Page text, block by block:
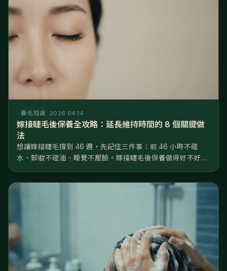
養毛知識 2026.04.14
嫁接睫毛後保養全攻略：延長維持時間的 8 個關鍵做
法
想讓嫁接睫毛撐到 46 週，先記住三件事：前 46 小時不碰
水、卸妝不碰油、睡覺不壓臉。嫁接睫毛後保養做得好不好，
水，回家後的日常習慣才是決定壽命的關鍵。 這篇把嫁接睫毛